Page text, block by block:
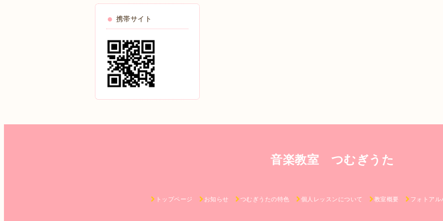
携帯サイト
音楽教室 つむぎうた
トップページ お知らせ つむぎうたの特色 個人レッスンについて 教室概要 フォトアル